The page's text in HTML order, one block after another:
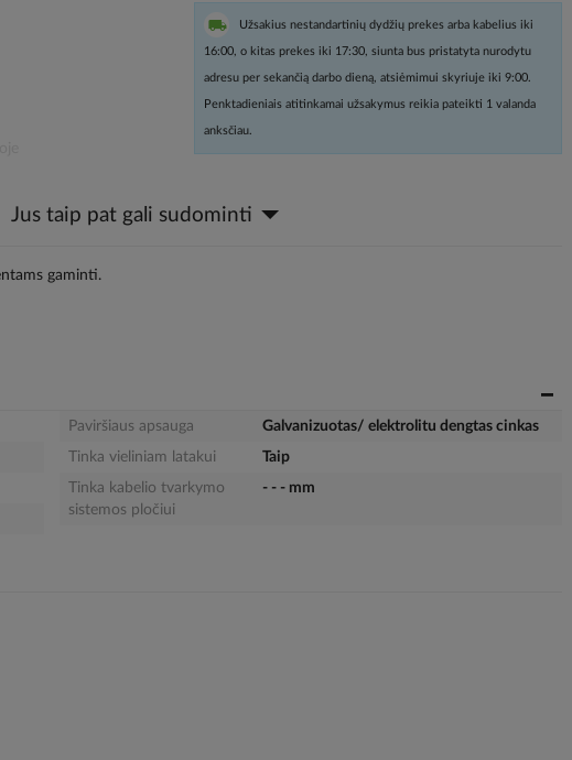
Užsakius nestandartinių dydžių prekes arba kabelius iki
16:00, o kitas prekes iki 17:30, siunta bus pristatyta nurodytu
adresu per sekančią darbo dieną, atsiėmimui skyriuje iki 9:00.
Penktadieniais atitinkamai užsakymus reikia pateikti 1 valanda
anksčiau.
Jus taip pat gali sudominti
gaminti.
Paviršiaus apsauga
Galvanizuotas/ elektrolitu dengtas cinkas
Tinka vieliniam latakui
Taip
Tinka kabelio tvarkymo
sistemos pločiui
- - - mm